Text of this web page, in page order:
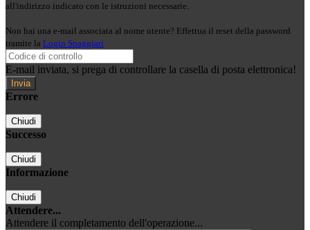
all'indirizzo indicato con le istruzioni necessarie.
Non hai una e-mail associata al nome utente? Effettua il reset della password
tramite la Login Spaggiari
E-mail inviata, si prega di controllare la casella di posta elettronica!
Errore
Chiudi
Successo
Chiudi
Informazione
Chiudi
Attendere...
Attendere il completamento dell'operazione...